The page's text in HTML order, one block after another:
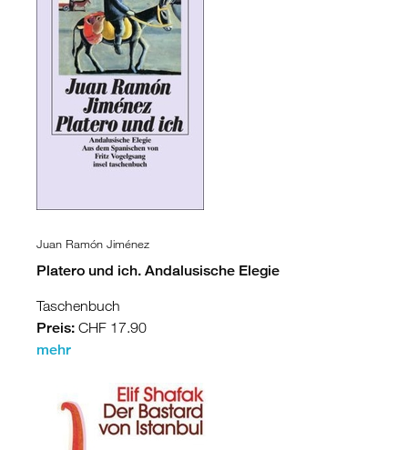
Juan Ramón Jiménez
Platero und ich. Andalusische Elegie
Taschenbuch
Preis: CHF 17.90
mehr